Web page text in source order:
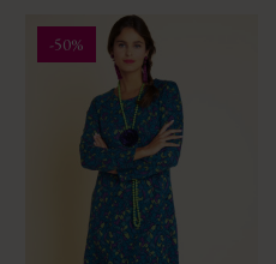
-50%